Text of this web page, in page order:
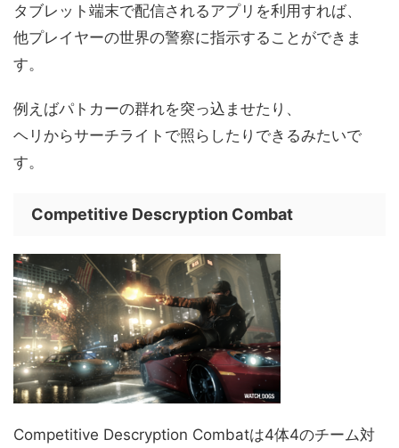
タブレット端末で配信されるアプリを利用すれば、
他プレイヤーの世界の警察に指示することができま
す。
例えばパトカーの群れを突っ込ませたり、
ヘリからサーチライトで照らしたりできるみたいで
す。
Competitive Descryption Combat
Competitive Descryption Combatは4体4のチーム対